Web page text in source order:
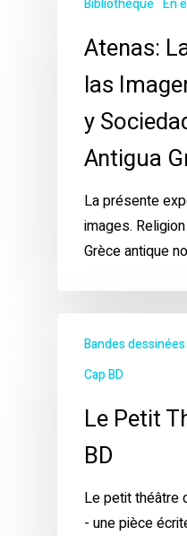
Atenas:
las
y
Antigua
La présente
images.
Grèce antique
Bandes dessinées
Cap BD
Le Petit
BD
Le petit théâtre
- une pièce